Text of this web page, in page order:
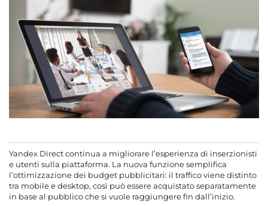
Yandex Direct continua a migliorare l’esperienza di inserzionisti
e utenti sulla piattaforma. La nuova funzione semplifica
l’ottimizzazione dei budget pubblicitari: il traffico viene distinto
tra mobile e desktop, così può essere acquistato separatamente
in base al pubblico che si vuole raggiungere fin dall’inizio.